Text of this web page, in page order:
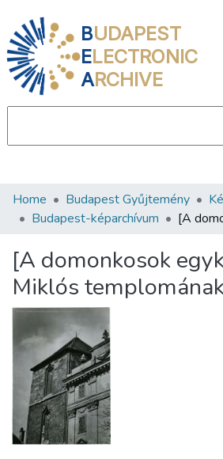
BUDAPEST
ELECTRONIC
ARCHIVE
Communities & Collections
Statistics
About us
Home Budapest Gyűjtemény
Budapest-képarchívum
[A domonkosok
Miklós